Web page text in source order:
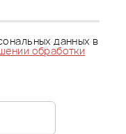
данных в
обработки